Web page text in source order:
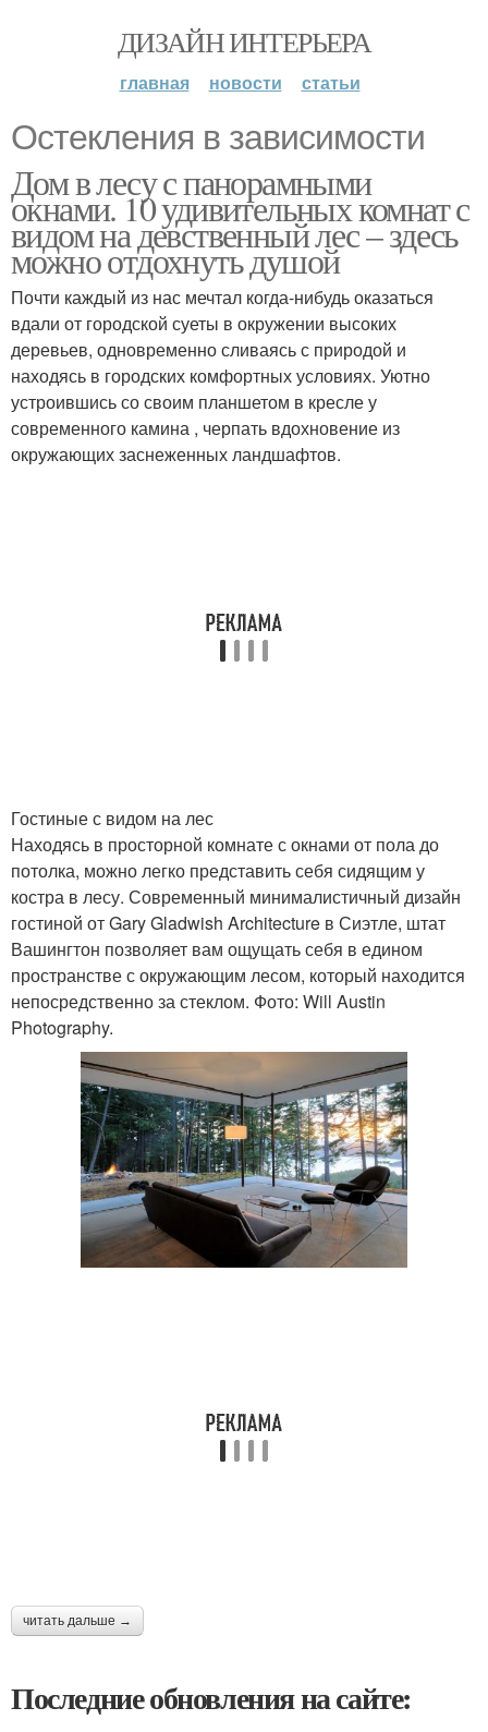
ДИЗАЙН ИНТЕРЬЕРА
главная новости статьи
Остекления в зависимости
Дом в лесу с панорамными
окнами. 10 удивительных комнат с
видом на девственный лес – здесь
можно отдохнуть душой
Почти каждый из нас мечтал когда-нибудь оказаться
вдали от городской суеты в окружении высоких
деревьев, одновременно сливаясь с природой и
находясь в городских комфортных условиях. Уютно
устроившись со своим планшетом в кресле у
современного камина , черпать вдохновение из
окружающих заснеженных ландшафтов.
Гостиные с видом на лес
Находясь в просторной комнате с окнами от пола до
потолка, можно легко представить себя сидящим у
костра в лесу. Современный минималистичный дизайн
гостиной от Gary Gladwish Architecture в Сиэтле, штат
Вашингтон позволяет вам ощущать себя в едином
пространстве с окружающим лесом, который находится
непосредственно за стеклом. Фото: Will Austin
Photography.
читать дальше →
Последние обновления на сайте: